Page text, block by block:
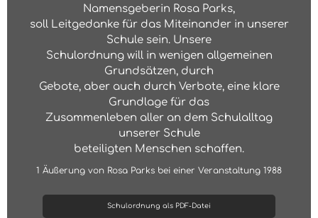
Namensgeberin Rosa Parks,
soll Leitgedanke für das Miteinander in unserer
Schule sein. Unsere
Schulordnung will in wenigen allgemeinen
Grundsätzen, durch
Gebote, aber auch durch Verbote, eine klare
Grundlage für das
Zusammenleben aller an dem Schulalltag
unserer Schule
beteiligten Menschen schaffen.
1 Äußerung von Rosa Parks bei einer Veranstaltung 1988
Schulordnung als PDF-Datei